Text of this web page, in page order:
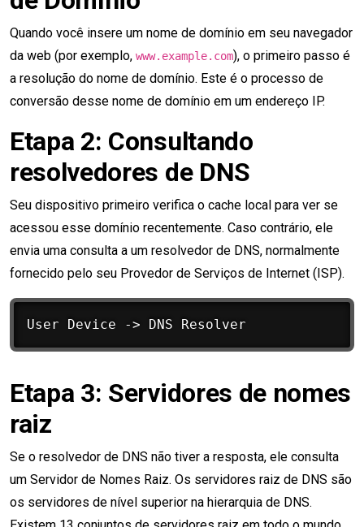
Quando você insere um nome de domínio em seu navegador
da web (por exemplo, www.example.com), o primeiro passo é
a resolução do nome de domínio. Este é o processo de
conversão desse nome de domínio em um endereço IP.
Etapa 2: Consultando
resolvedores de DNS
Seu dispositivo primeiro verifica o cache local para ver se
acessou esse domínio recentemente. Caso contrário, ele
envia uma consulta a um resolvedor de DNS, normalmente
fornecido pelo seu Provedor de Serviços de Internet (ISP).
Etapa 3: Servidores de nomes
raiz
Se o resolvedor de DNS não tiver a resposta, ele consulta
um Servidor de Nomes Raiz. Os servidores raiz de DNS são
os servidores de nível superior na hierarquia de DNS.